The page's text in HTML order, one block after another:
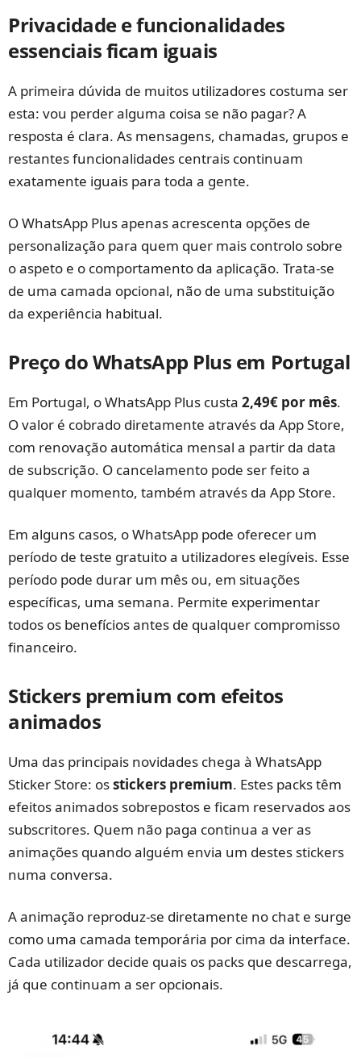
Privacidade e funcionalidades
essenciais ficam iguais
A primeira dúvida de muitos utilizadores costuma ser
esta: vou perder alguma coisa se não pagar? A
resposta é clara. As mensagens, chamadas, grupos e
restantes funcionalidades centrais continuam
exatamente iguais para toda a gente.
O WhatsApp Plus apenas acrescenta opções de
personalização para quem quer mais controlo sobre
o aspeto e o comportamento da aplicação. Trata-se
de uma camada opcional, não de uma substituição
da experiência habitual.
Preço do WhatsApp Plus em Portugal
Em Portugal, o WhatsApp Plus custa 2,49€ por mês.
O valor é cobrado diretamente através da App Store,
com renovação automática mensal a partir da data
de subscrição. O cancelamento pode ser feito a
qualquer momento, também através da App Store.
Em alguns casos, o WhatsApp pode oferecer um
período de teste gratuito a utilizadores elegíveis. Esse
período pode durar um mês ou, em situações
específicas, uma semana. Permite experimentar
todos os benefícios antes de qualquer compromisso
financeiro.
Stickers premium com efeitos
animados
Uma das principais novidades chega à WhatsApp
Sticker Store: osstickers premium. Estes packs têm
efeitos animados sobrepostos e ficam reservados aos
subscritores. Quem não paga continua a ver as
animações quando alguém envia um destes stickers
numa conversa.
A animação reproduz-se diretamente no chat e surge
como uma camada temporária por cima da interface.
Cada utilizador decide quais os packs que descarrega,
já que continuam a ser opcionais.